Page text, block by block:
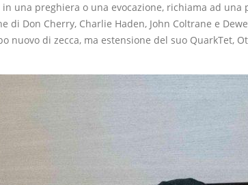
una preghiera o una evocazione, richiama ad
Don Cherry, Charlie Haden, John Coltrane e
di zecca, ma estensione del suo QuarkTet,